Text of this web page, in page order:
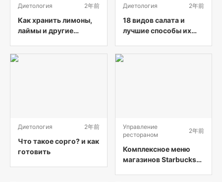
Диетология 2年前
Как хранить лимоны,
лаймы и другие
дольше
Диетология 2年前
18 видов салата и
лучшие способы их
Диетология 2年前
Что такое сорго? и как
готовить
Управление
рестораном
2年前
Комплексное меню
магазинов Starbucks